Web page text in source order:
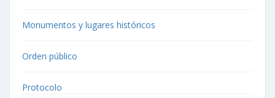
Monumentos y lugares históricos
Orden público
Protocolo